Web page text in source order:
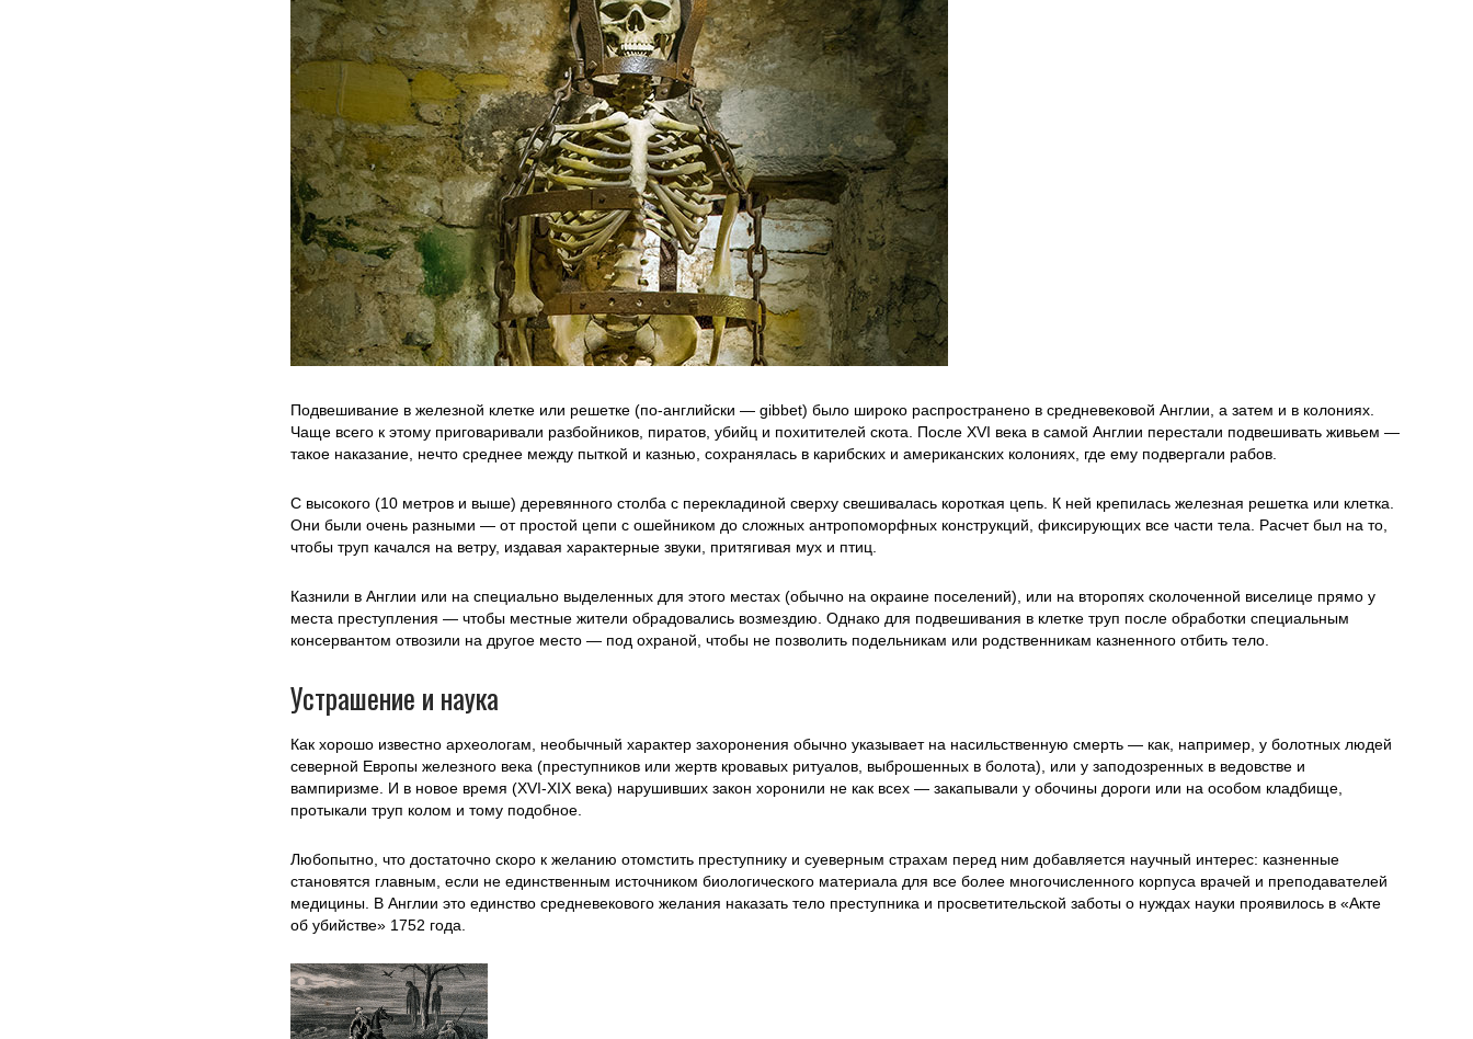
Подвешивание в железной клетке или решетке (по-английски — gibbet) было широко распространено в средневековой Англии, а затем и в колониях.
Чаще всего к этому приговаривали разбойников, пиратов, убийц и похитителей скота. После XVI века в самой Англии перестали подвешивать живьем —
такое наказание, нечто среднее между пыткой и казнью, сохранялась в карибских и американских колониях, где ему подвергали рабов.
С высокого (10 метров и выше) деревянного столба с перекладиной сверху свешивалась короткая цепь. К ней крепилась железная решетка или клетка.
Они были очень разными — от простой цепи с ошейником до сложных антропоморфных конструкций, фиксирующих все части тела. Расчет был на то,
чтобы труп качался на ветру, издавая характерные звуки, притягивая мух и птиц.
Казнили в Англии или на специально выделенных для этого местах (обычно на окраине поселений), или на второпях сколоченной виселице прямо у
места преступления — чтобы местные жители обрадовались возмездию. Однако для подвешивания в клетке труп после обработки специальным
консервантом отвозили на другое место — под охраной, чтобы не позволить подельникам или родственникам казненного отбить тело.
Устрашение и наука
Как хорошо известно археологам, необычный характер захоронения обычно указывает на насильственную смерть — как, например, у болотных людей
северной Европы железного века (преступников или жертв кровавых ритуалов, выброшенных в болота), или у заподозренных в ведовстве и
вампиризме. И в новое время (XVI-XIX века) нарушивших закон хоронили не как всех — закапывали у обочины дороги или на особом кладбище,
протыкали труп колом и тому подобное.
Любопытно, что достаточно скоро к желанию отомстить преступнику и суеверным страхам перед ним добавляется научный интерес: казненные
становятся главным, если не единственным источником биологического материала для все более многочисленного корпуса врачей и преподавателей
медицины. В Англии это единство средневекового желания наказать тело преступника и просветительской заботы о нуждах науки проявилось в «Акте
об убийстве» 1752 года.